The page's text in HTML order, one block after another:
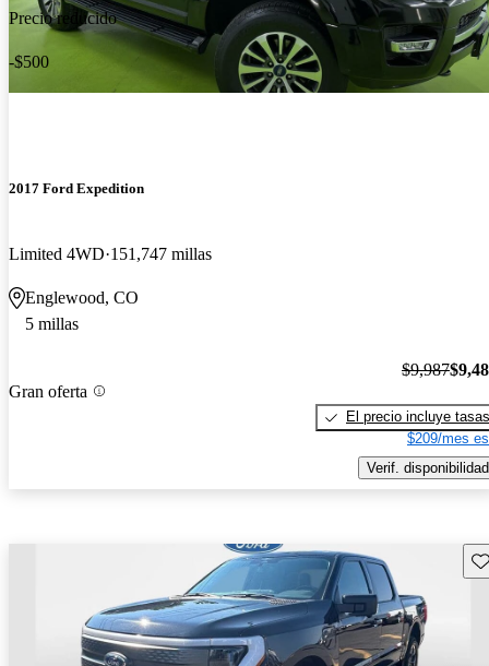
Precio reducido
-$500
2017 Ford Expedition
Limited 4WD 151,747 millas
Englewood, CO
5 millas
Gran oferta
$9,987
El precio incluye tasas
$209/mes
Verif. disponibilidad